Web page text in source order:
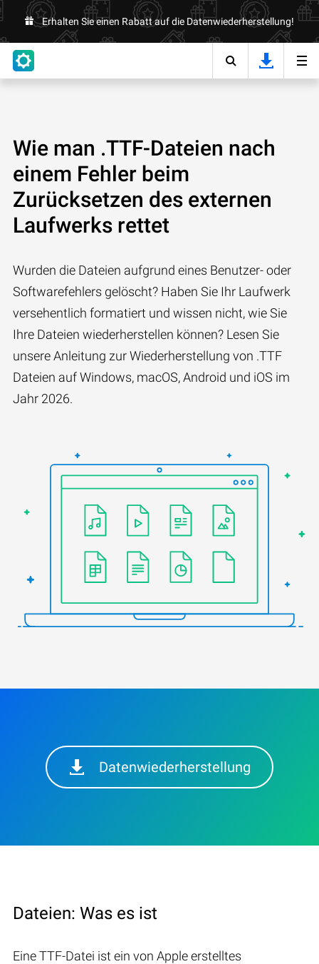
Erhalten Sie einen Rabatt auf die Datenwiederherstellung!
Wie man .TTF-Dateien nach
einem Fehler beim
Zurücksetzen des externen
Laufwerks rettet
Wurden die Dateien aufgrund eines Benutzer- oder
Softwarefehlers gelöscht? Haben Sie Ihr Laufwerk
versehentlich formatiert und wissen nicht, wie Sie
Ihre Dateien wiederherstellen können? Lesen Sie
unsere Anleitung zur Wiederherstellung von .TTF
Dateien auf Windows, macOS, Android und iOS im
Jahr 2026.
Datenwiederherstellung
Dateien: Was es ist
Eine TTF-Datei ist ein von Apple erstelltes